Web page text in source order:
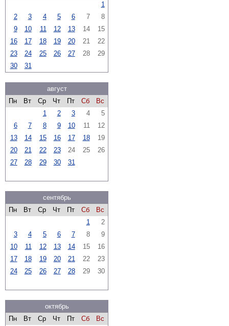
1
2
3 4 5 6 7
8
9
10 11 12 13 14
15
16
17 18 19 20 21
22
23
24 25 26 27 28
29
30
31
август
Пн
Вт Ср Чт Пт Сб
Вс
1
2 3 4
5
6
7 8 9 10 11
12
13
14 15 16 17 18
19
20
21 22 23 24 25
26
27
28 29 30 31
сентябрь
Пн
Вт Ср Чт Пт Сб
Вс
1
2
3
4 5 6 7 8
9
10
11 12 13 14 15
16
17
18 19 20 21 22
23
24
25 26 27 28 29 30
октябрь
Пн
Вт Ср Чт Пт Сб
Вс